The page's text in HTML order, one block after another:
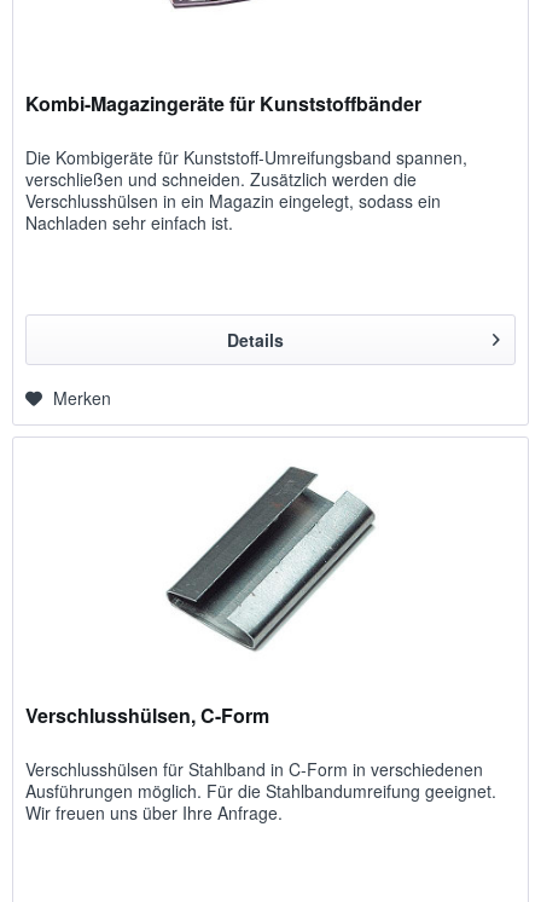
Kombi-Magazingeräte für Kunststoffbänder
Die Kombigeräte für Kunststoff-Umreifungsband spannen,
verschließen und schneiden. Zusätzlich werden die
Verschlusshülsen in ein Magazin eingelegt, sodass ein
Nachladen sehr einfach ist.
Details
Merken
Verschlusshülsen, C-Form
Verschlusshülsen für Stahlband in C-Form in verschiedenen
Ausführungen möglich. Für die Stahlbandumreifung geeignet.
Wir freuen uns über Ihre Anfrage.